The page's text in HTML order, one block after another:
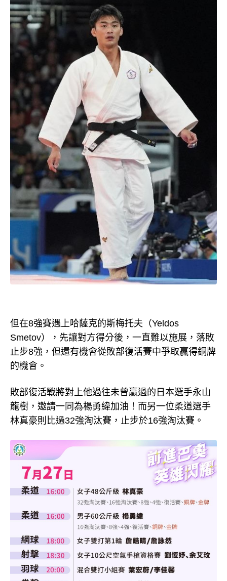
但在8強賽遇上哈薩克的斯梅托夫（Yeldos
Smetov），先讓對方得分後，一直難以施展，落敗
止步8強，但還有機會從敗部復活賽中爭取贏得銅牌
的機會。
敗部復活戰將對上他過往未曾贏過的日本選手永山
龍樹，邀請一同為楊勇緯加油！而另一位柔道選手
林真豪則比過32強淘汰賽，止步於16強淘汰賽。